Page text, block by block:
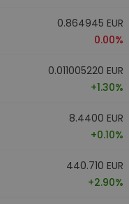
0.864945 EUR
0.00%
0.011005220 EUR
+1.30%
8.4400 EUR
+0.10%
440.710 EUR
+2.90%